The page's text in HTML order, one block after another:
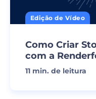
Edição de Vídeo
Como Criar
com a
11 min. de leitura